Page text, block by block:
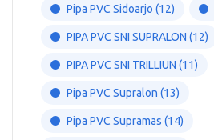
Pipa PVC Sidoarjo (12)
PIPA PVC SNI SUPRALON (12)
PIPA PVC SNI TRILLIUN (11)
Pipa PVC Supralon (13)
Pipa PVC Supramas (14)